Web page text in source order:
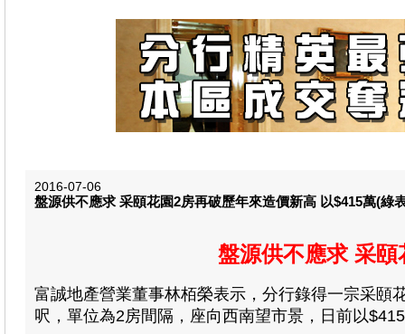
2016-07-06
盤源供不應求 采頤花園2房再破歷年來造價新高 以$415萬(綠
盤源供不應求 采
富誠地產營業董事林栢榮表示 ，分行錄得一宗采頤
呎，單位為2房間隔，座向西南望市景，日前以